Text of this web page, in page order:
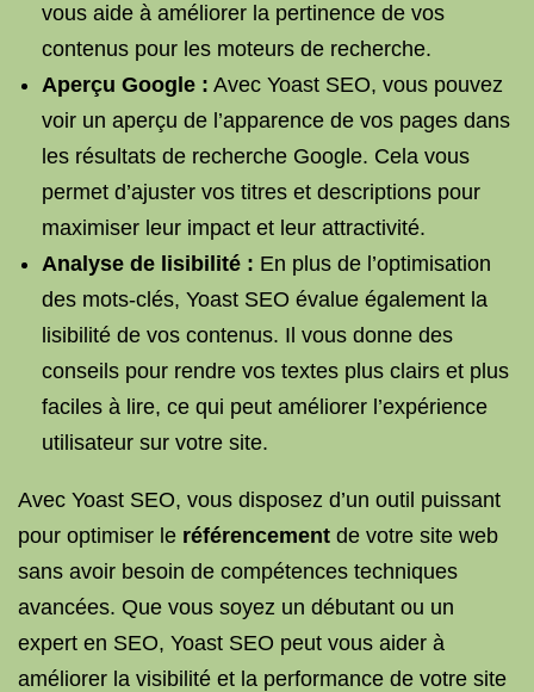
vous aide à améliorer la pertinence de vos
contenus pour les moteurs de recherche.
Aperçu Google : Avec Yoast SEO, vous pouvez
voir un aperçu de l’apparence de vos pages dans
les résultats de recherche Google. Cela vous
permet d’ajuster vos titres et descriptions pour
maximiser leur impact et leur attractivité.
Analyse de lisibilité : En plus de l’optimisation
des mots-clés, Yoast SEO évalue également la
lisibilité de vos contenus. Il vous donne des
conseils pour rendre vos textes plus clairs et plus
faciles à lire, ce qui peut améliorer l’expérience
utilisateur sur votre site.
Avec Yoast SEO, vous disposez d’un outil puissant
pour optimiser le référencement de votre site web
sans avoir besoin de compétences techniques
avancées. Que vous soyez un débutant ou un
expert en SEO, Yoast SEO peut vous aider à
améliorer la visibilité et la performance de votre site